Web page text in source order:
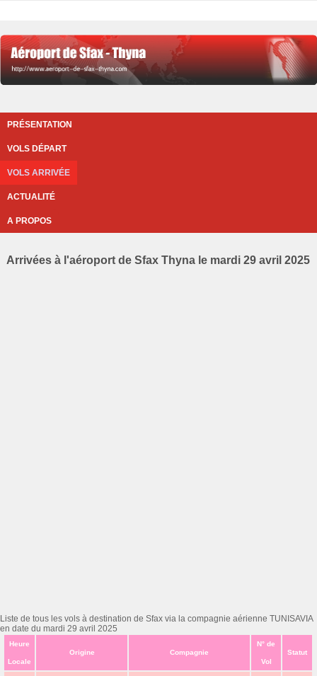
PRÉSENTATION
VOLS DÉPART
VOLS ARRIVÉE
ACTUALITÉ
A PROPOS
Arrivées à l'aéroport de Sfax Thyna le mardi 29 avril 2025
Liste de tous les vols à destination de Sfax via la compagnie aérienne TUNISAVIA
en date du mardi 29 avril 2025
Heure
Locale
Origine Compagnie
N° de
Vol
Statut